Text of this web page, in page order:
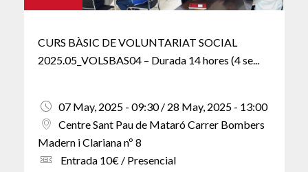
CURS BÀSIC DE VOLUNTARIAT SOCIAL
2025.05_VOLSBAS04 – Durada 14 hores (4 se...
07 May, 2025 - 09:30 / 28 May, 2025 - 13:00
Centre Sant Pau de Mataró Carrer Bombers
Madern i Clariana nº 8
Entrada 10€ / Presencial